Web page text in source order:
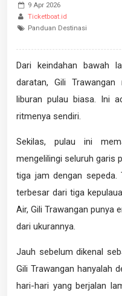
9 Apr 2026
Ticketboat.id
Panduan Destinasi
Dari keindahan bawah
daratan, Gili
liburan pulau biasa. Ini
ritmenya sendiri.
Sekilas, pulau ini
mengelilingi seluruh garis
tiga jam dengan sepeda.
terbesar dari tiga
Air, Gili Trawangan punya
dari ukurannya.
Jauh sebelum dikenal
Gili Trawangan hanyalah
hari-hari yang berjalan